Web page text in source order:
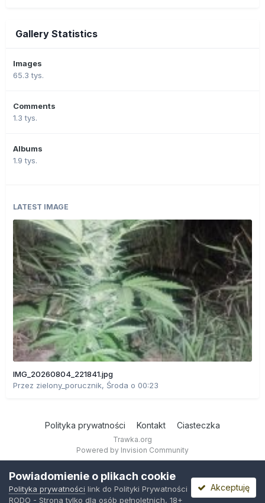
Gallery Statistics
Images
65.3 tys.
Comments
1.3 tys.
Albums
1.9 tys.
LATEST IMAGE
IMG_20260804_221841.jpg
Przez zielony_porucznik, Środa o 00:23
Polityka prywatności Kontakt Ciasteczka
Trawka.org
Powered by Invision Community
Powiadomienie o plikach cookie
Polityka prywatności link do Polityki Prywatności
RODO - Strona tylko dla osób pełnoletnich, 18+
Akceptuję